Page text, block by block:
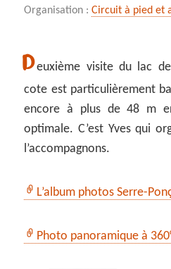
Organisation :Circuit à pied et
Deuxième visite du lac
cote est particulièrement
encore à plus de 48 m
optimale. C’est Yves qui
l’accompagnons.
L’album photos Serre-
Photo panoramique à